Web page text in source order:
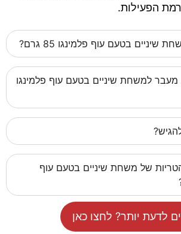
הפעילות.
בטעם עוף פלמינגו 85 גרם?
למשחת שיניים בטעם עוף פלמינגו
של משחת שיניים בטעם עוף
לדעת יותר? לחצו כאן